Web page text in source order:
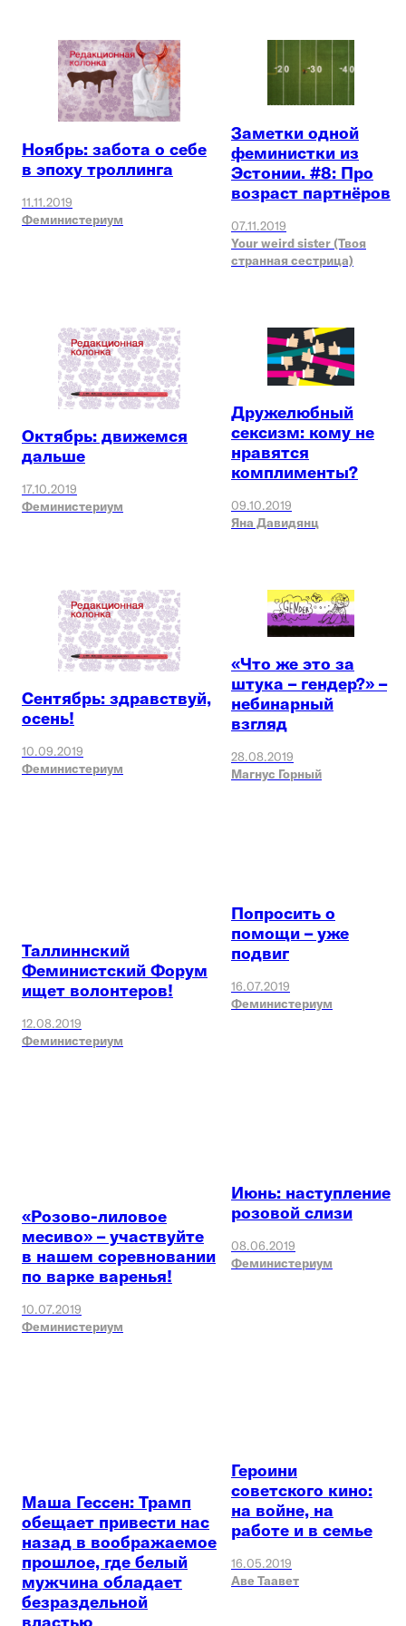
Ноябрь: забота о себе
в эпоху троллинга
11.11.2019
Феминистериум
Заметки одной
феминистки из
Эстонии. #8: Про
возраст партнёров
07.11.2019
Your weird sister (Твоя
странная сестрица)
Октябрь: движемся
дальше
17.10.2019
Феминистериум
Дружелюбный
сексизм: кому не
нравятся
комплименты?
09.10.2019
Яна Давидянц
Сентябрь: здравствуй,
осень!
10.09.2019
Феминистериум
«Что же это за
штука – гендер?» –
небинарный
взгляд
28.08.2019
Магнус Горный
Таллиннский
Феминистский Форум
ищет волонтеров!
12.08.2019
Феминистериум
Попросить о
помощи – уже
подвиг
16.07.2019
Феминистериум
«Розово-лиловое
месиво» – участвуйте
в нашем соревновании
по варке варенья!
10.07.2019
Феминистериум
Июнь: наступление
розовой слизи
08.06.2019
Феминистериум
Маша Гессен: Трамп
обещает привести нас
назад в воображаемое
прошлое, где белый
мужчина обладает
безраздельной
Героини
советского кино:
на войне, на
работе и в семье
16.05.2019
Аве Таавет